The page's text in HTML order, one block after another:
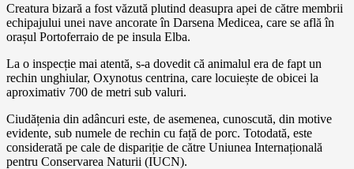
Creatura bizară a fost văzută plutind deasupra apei de către membrii
echipajului unei nave ancorate în Darsena Medicea, care se află în
orașul Portoferraio de pe insula Elba.
La o inspecție mai atentă, s-a dovedit că animalul era de fapt un
rechin unghiular, Oxynotus centrina, care locuiește de obicei la
aproximativ 700 de metri sub valuri.
Ciudățenia din adâncuri este, de asemenea, cunoscută, din motive
evidente, sub numele de rechin cu față de porc. Totodată, este
considerată pe cale de dispariție de către Uniunea Internațională
pentru Conservarea Naturii (IUCN).